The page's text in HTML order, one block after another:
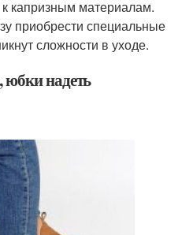
капризным материалам.
приобрести специальные
сложности в уходе.
надеть